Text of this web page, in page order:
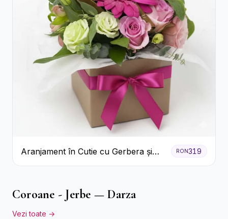
Aranjament în Cutie cu Gerbera și
Trandafiri Roz
RON319
Coroane - Jerbe — Darza
Vezi toate →